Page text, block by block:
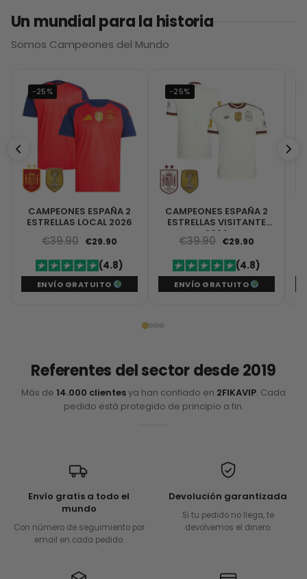
Un mundial para la historia
Somos Campeones del Mundo
-25%
CAMPEONES ESPAÑA 2
ESTRELLAS LOCAL 2026
€39.90 €29.90
(4.8)
ENVÍO GRATUITO
-25%
CAMPEONES ESPAÑA 2
ESTRELLAS VISITANTE
2026
€39.90 €29.90
(4.8)
ENVÍO GRATUITO
Referentes del sector desde 2019
Más de 14.000 clientesya han confiado en 2FIKAVIP. Cada
pedido está protegido de principio a fin.
Envío gratis a todo el
mundo
Con número de seguimiento por
email en cada pedido.
Devolución garantizada
Si tu pedido no llega, te
devolvemos el dinero.